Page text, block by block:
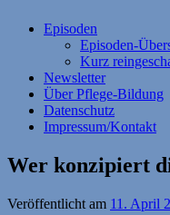
Episoden
Episoden-
Kurz
Newsletter
Über Pflege-Bildung
Datenschutz
Impressum/Kontakt
Wer konzipiert
Veröffentlicht am 11. April